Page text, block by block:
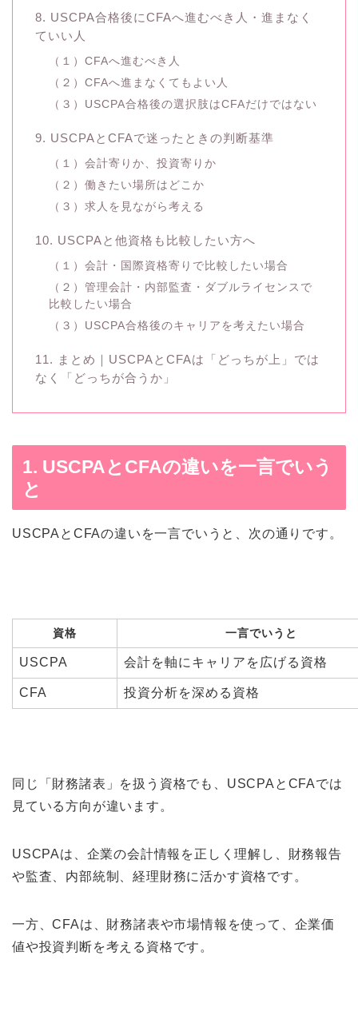
8. USCPA合格後にCFAへ進むべき人・進まなく
ていい人
（１）CFAへ進むべき人
（２）CFAへ進まなくてもよい人
（３）USCPA合格後の選択肢はCFAだけではない
9. USCPAとCFAで迷ったときの判断基準
（１）会計寄りか、投資寄りか
（２）働きたい場所はどこか
（３）求人を見ながら考える
10. USCPAと他資格も比較したい方へ
（１）会計・国際資格寄りで比較したい場合
（２）管理会計・内部監査・ダブルライセンスで
比較したい場合
（３）USCPA合格後のキャリアを考えたい場合
11. まとめ｜USCPAとCFAは「どっちが上」では
なく「どっちが合うか」
1. USCPAとCFAの違いを一言でいう
と
USCPAとCFAの違いを一言でいうと、次の通りです。
資格 一言でいうと
USCPA 会計を軸にキャリアを広げる資格
CFA 投資分析を深める資格
同じ「財務諸表」を扱う資格でも、USCPAとCFAでは
見ている方向が違います。
USCPAは、企業の会計情報を正しく理解し、財務報告
や監査、内部統制、経理財務に活かす資格です。
一方、CFAは、財務諸表や市場情報を使って、企業価
値や投資判断を考える資格です。